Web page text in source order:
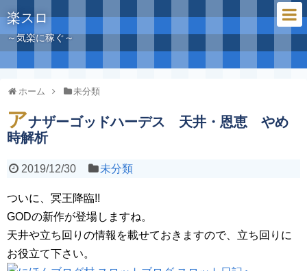
楽スロ
～気楽に稼ぐ～
ホーム 未分類
アナザーゴッドハーデス 天井・恩恵 やめ
時解析
2019/12/30 未分類
ついに、冥王降臨!!
GODの新作が登場しますね。
天井や立ち回りの情報を載せておきますので、立ち回りに
お役立て下さい。